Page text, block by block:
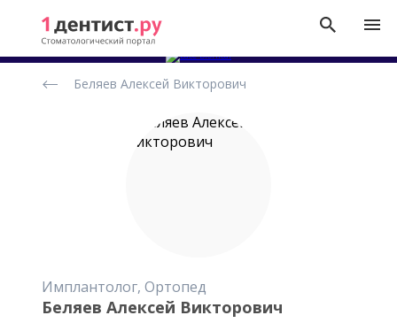
стоматологов
Беляев Алексей Викторович
Имплантолог, Ортопед
Беляев Алексей Викторович